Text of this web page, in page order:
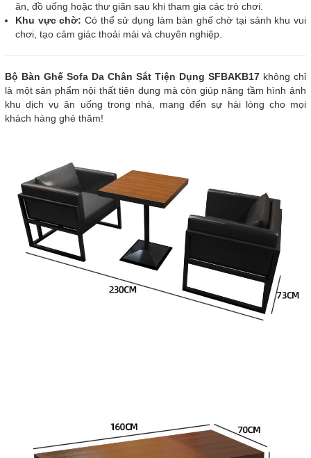
ăn, đồ uống hoặc thư giãn sau khi tham gia các trò chơi.
Khu vực chờ: Có thể sử dụng làm bàn ghế chờ tại sảnh khu vui
chơi, tạo cảm giác thoải mái và chuyên nghiệp.
Bộ Bàn Ghế Sofa Da Chân Sắt Tiện Dụng SFBAKB17 không chỉ
là một sản phẩm nội thất tiện dụng mà còn giúp nâng tầm hình ảnh
khu dịch vụ ăn uống trong nhà, mang đến sự hài lòng cho mọi
khách hàng ghé thăm!